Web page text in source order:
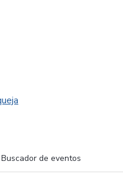
Buscador de eventos